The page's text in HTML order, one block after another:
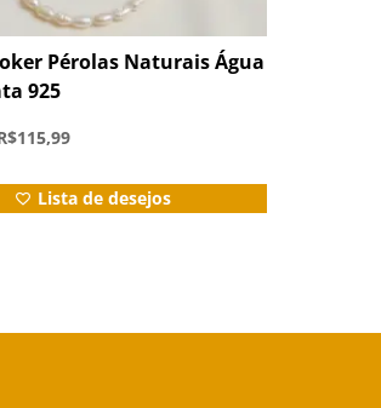
Pérolas Naturais Água
925
115,99O
atual
é:
Lista de desejos